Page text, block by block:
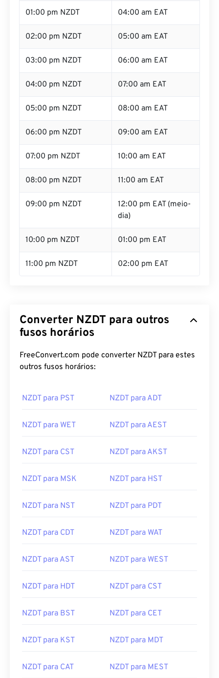
01:00 pm NZDT 04:00 am EAT
02:00 pm NZDT 05:00 am EAT
03:00 pm NZDT 06:00 am EAT
04:00 pm NZDT 07:00 am EAT
05:00 pm NZDT 08:00 am EAT
06:00 pm NZDT 09:00 am EAT
07:00 pm NZDT 10:00 am EAT
08:00 pm NZDT 11:00 am EAT
09:00 pm NZDT
12:00 pm EAT (meio-
dia)
10:00 pm NZDT 01:00 pm EAT
11:00 pm NZDT 02:00 pm EAT
Converter NZDT para outros
fusos horários
FreeConvert.com pode converter NZDT para estes
outros fusos horários:
NZDT para PST NZDT para ADT
NZDT para WET NZDT para AEST
NZDT para CST NZDT para AKST
NZDT para MSK NZDT para HST
NZDT para NST NZDT para PDT
NZDT para CDT NZDT para WAT
NZDT para AST NZDT para WEST
NZDT para HDT NZDT para CST
NZDT para BST NZDT para CET
NZDT para KST NZDT para MDT
NZDT para CAT NZDT para MEST